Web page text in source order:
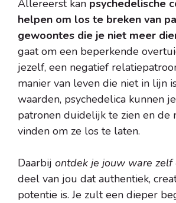
Allereerst kan psychedelische
helpen om los te breken van
gewoontes die je niet meer
gaat om een beperkende
jezelf, een negatief
manier van leven die niet in lijn
waarden, psychedelica kunnen
patronen duidelijk te zien en de
vinden om ze los te laten.
Daarbij ontdek je jouw ware zelf
deel van jou dat authentiek,
potentie is. Je zult een dieper